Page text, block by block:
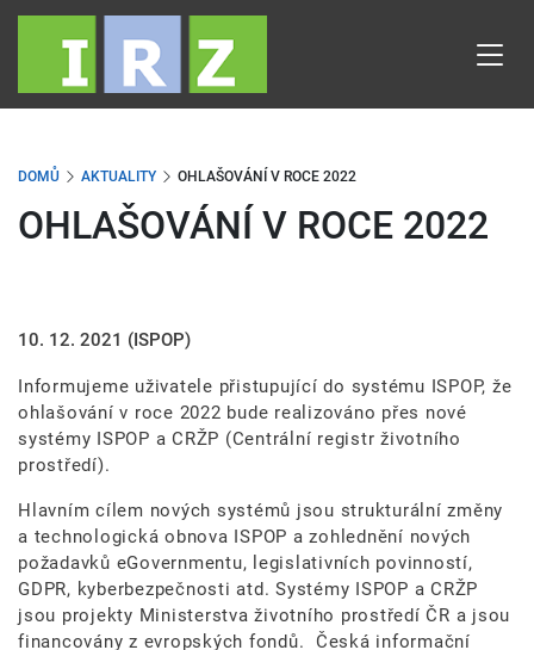
Přejít
obsahu
DOMŮ AKTUALITY OHLAŠOVÁNÍ V ROCE 2022
OHLAŠOVÁNÍ V ROCE 2022
10. 12. 2021 (ISPOP)
Informujeme uživatele přistupující do systému ISPOP, že
ohlašování v roce 2022 bude realizováno přes nové
systémy ISPOP a CRŽP (Centrální registr životního
prostředí).
Hlavním cílem nových systémů jsou strukturální změny
a technologická obnova ISPOP a zohlednění nových
požadavků eGovernmentu, legislativních povinností,
GDPR, kyberbezpečnosti atd. Systémy ISPOP a CRŽP
jsou projekty Ministerstva životního prostředí ČR a jsou
financovány z evropských fondů. Česká informační